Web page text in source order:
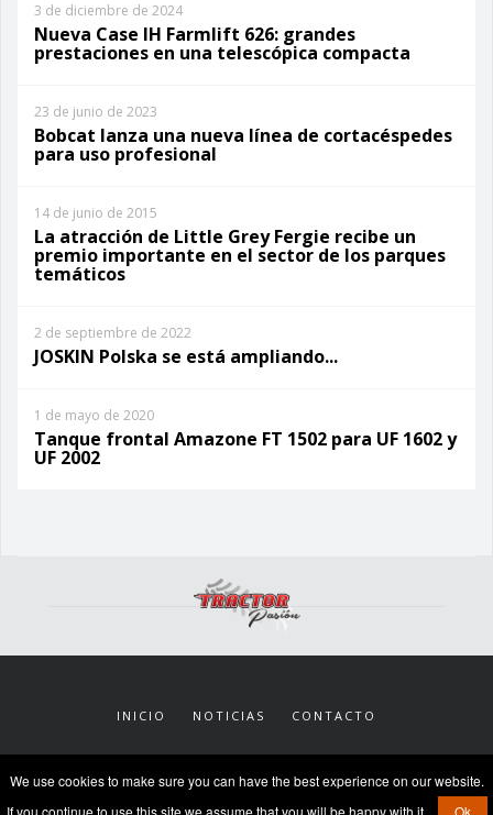
3 de diciembre de 2024
Nueva Case IH Farmlift 626: grandes
prestaciones en una telescópica compacta
23 de junio de 2023
Bobcat lanza una nueva línea de cortacéspedes
para uso profesional
14 de junio de 2015
La atracción de Little Grey Fergie recibe un
premio importante en el sector de los parques
temáticos
2 de septiembre de 2022
JOSKIN Polska se está ampliando...
1 de mayo de 2020
Tanque frontal Amazone FT 1502 para UF 1602 y
UF 2002
INICIO NOTICIAS CONTACTO
© 2026 TractorPasión|Condiciones Legales
We use cookies to make sure you can have the best experience on our website.
If you continue to use this site we assume that you will be happy with it.
Ok